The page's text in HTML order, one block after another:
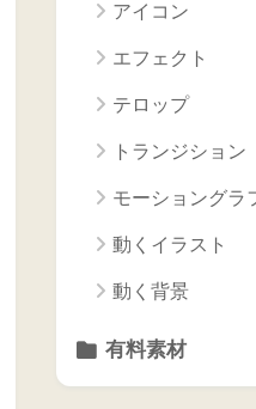
アイコン
エフェクト
テロップ
トランジション
モーショングラ
動くイラスト
動く背景
有料素材